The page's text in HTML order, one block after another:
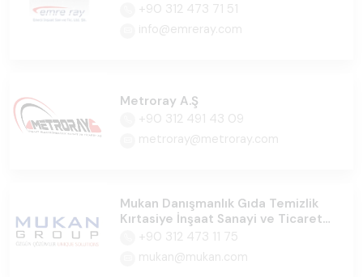
+90 312 473 71 51
info@emreray.com
Metroray A.Ş
+90 312 491 43 09
metroray@metroray.com
Mukan Danışmanlık Gıda Temizlik
Kırtasiye İnşaat Sanayi ve Ticaret
Ltd.Şti
+90 312 473 11 75
mukan@mukan.com